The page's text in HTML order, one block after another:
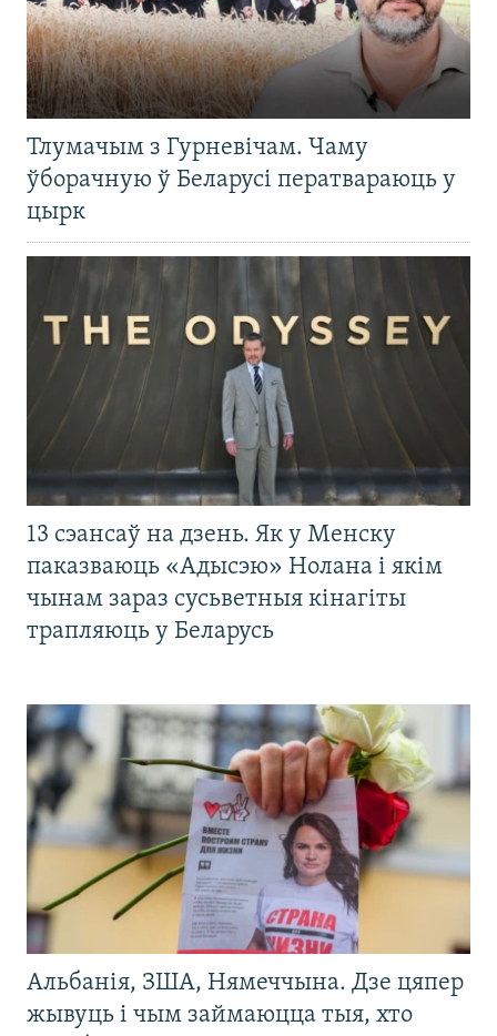
Тлумачым з Гурневічам. Чаму
ўборачную ў Беларусі ператвараюць у
цырк
13 сэансаў на дзень. Як у Менску
паказваюць «Адысэю» Нолана і якім
чынам зараз сусьветныя кінагіты
трапляюць у Беларусь
Альбанія, ЗША, Нямеччына. Дзе цяпер
жывуць і чым займаюцца тыя, хто